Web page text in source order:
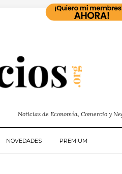
Noticias de Economía, Comercio y
NOVEDADES PREMIUM